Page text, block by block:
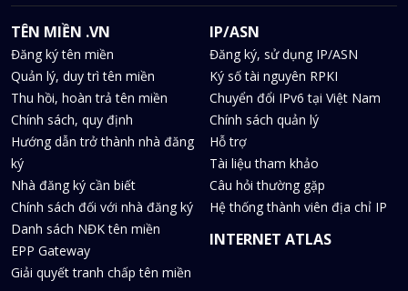
TÊN MIỀN .VN
Đăng ký tên miền
Quản lý, duy trì tên miền
Thu hồi, hoàn trả tên miền
Chính sách, quy định
Hướng dẫn trở thành nhà đăng
ký
Nhà đăng ký cần biết
Chính sách đối với nhà đăng ký
Danh sách NĐK tên miền
EPP Gateway
Giải quyết tranh chấp tên miền
IP/ASN
Đăng ký, sử dụng IP/ASN
Ký số tài nguyên RPKI
Chuyển đổi IPv6 tại Việt Nam
Chính sách quản lý
Hỗ trợ
Tài liệu tham khảo
Câu hỏi thường gặp
Hệ thống thành viên địa chỉ IP
INTERNET ATLAS